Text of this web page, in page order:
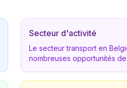
Secteur d'activité
Le secteur transport en
nombreuses opportunités